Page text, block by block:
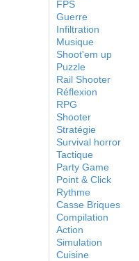
FPS
Guerre
Infiltration
Musique
Shoot'em up
Puzzle
Rail Shooter
Réflexion
RPG
Shooter
Stratégie
Survival horror
Tactique
Party Game
Point & Click
Rythme
Casse Briques
Compilation
Action
Simulation
Cuisine